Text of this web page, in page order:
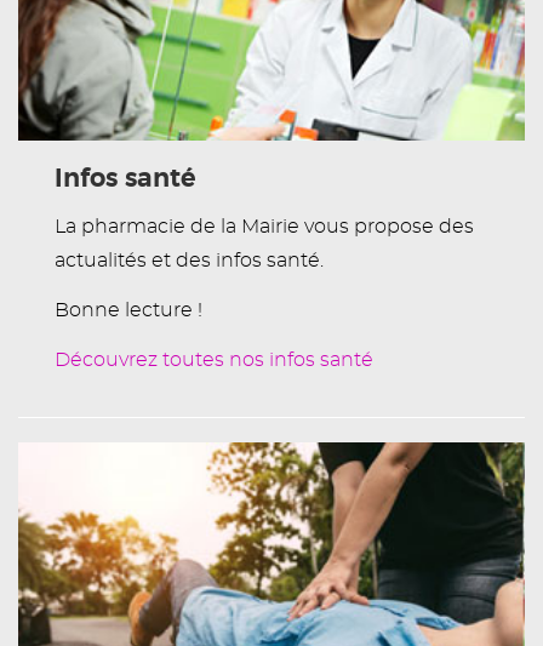
Infos santé
La pharmacie de la Mairie vous propose des
actualités et des infos santé.
Bonne lecture !
Découvrez toutes nos infos santé